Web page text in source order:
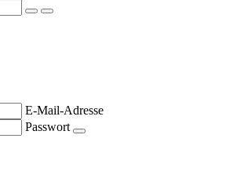
E-Mail-Adresse
Passwort